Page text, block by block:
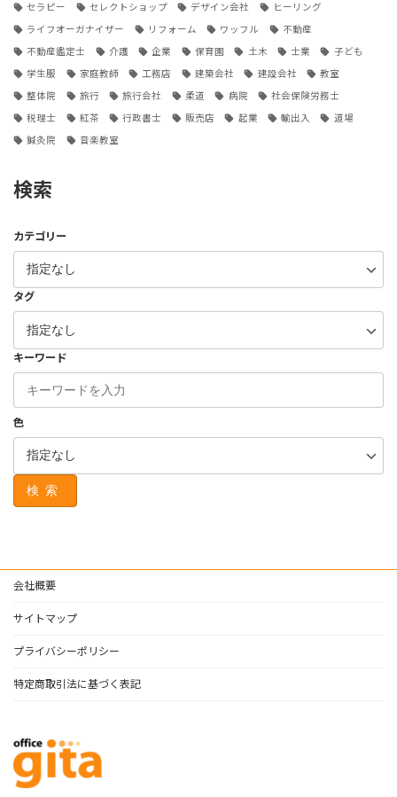
セラピー セレクトショップ デザイン会社 ヒーリング
ライフオーガナイザー リフォーム ワッフル 不動産
不動産鑑定士 介護 企業 保育園 土木 士業 子ども
学生服 家庭教師 工務店 建築会社 建設会社 教室
整体院 旅行 旅行会社 柔道 病院 社会保険労務士
税理士 紅茶 行政書士 販売店 起業 輸出入 道場
鍼灸院 音楽教室
検索
カテゴリー
タグ
キーワード
色
検索
会社概要
サイトマップ
プライバシーポリシー
特定商取引法に基づく表記